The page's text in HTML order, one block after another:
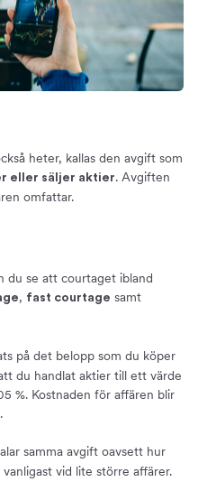
heter, kallas den avgift som
eller säljer aktier. Avgiften
omfattar.
du se att courtaget ibland
, fast courtage samt
på det belopp som du köper
du handlat aktier till ett värde
%. Kostnaden för affären blir
samma avgift oavsett hur
vid lite större affärer.